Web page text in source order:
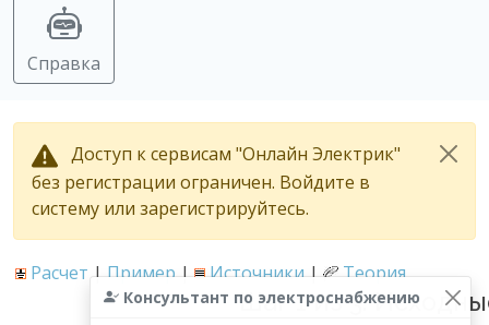
Справка
Доступ к сервисам "Онлайн Электрик"
без регистрации ограничен. Войдите в
систему или зарегистрируйтесь.
Консультант по электроснабжению
Расчет |Пример| Источники| Теория
Шаг 1 из 3.